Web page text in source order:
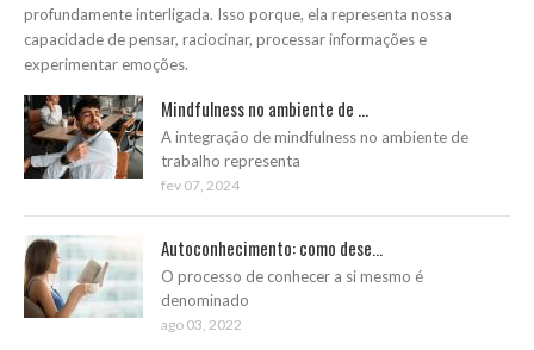
profundamente interligada. Isso porque, ela representa nossa
capacidade de pensar, raciocinar, processar informações e
experimentar emoções.
Mindfulness no ambiente de ...
A integração de mindfulness no ambiente de
trabalho representa
fev 07, 2024
Autoconhecimento: como dese...
O processo de conhecer a si mesmo é
denominado
ago 03, 2022